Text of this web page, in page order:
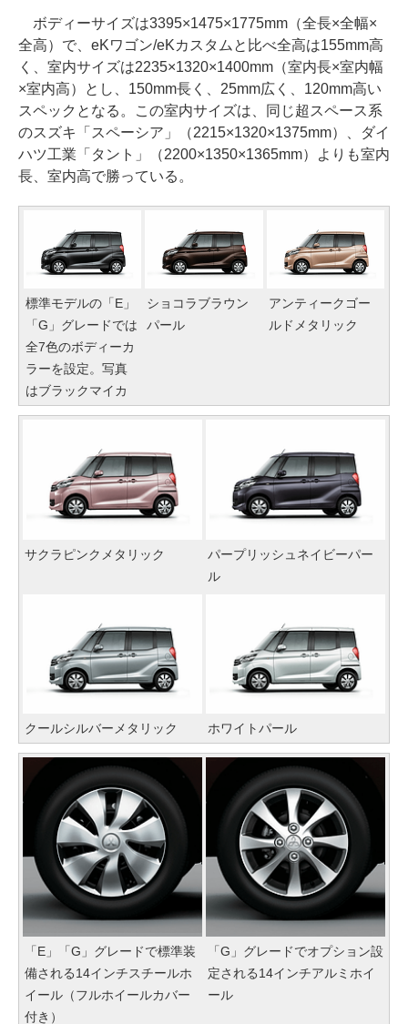
ボディーサイズは3395×1475×1775mm（全長×全幅×
全高）で、eKワゴン/eKカスタムと比べ全高は155mm高
く、室内サイズは2235×1320×1400mm（室内長×室内幅
×室内高）とし、150mm長く、25mm広く、120mm高い
スペックとなる。この室内サイズは、同じ超スペース系
のスズキ「スペーシア」（2215×1320×1375mm）、ダイ
ハツ工業「タント」（2200×1350×1365mm）よりも室内
長、室内高で勝っている。
標準モデルの「E」
「G」グレードでは
全7色のボディーカ
ラーを設定。写真
はブラックマイカ
ショコラブラウン
パール
アンティークゴー
ルドメタリック
サクラピンクメタリック
パープリッシュネイビーパー
ル
クールシルバーメタリック ホワイトパール
「E」「G」グレードで標準装
備される14インチスチールホ
イール（フルホイールカバー
付き）
「G」グレードでオプション設
定される14インチアルミホイ
ール